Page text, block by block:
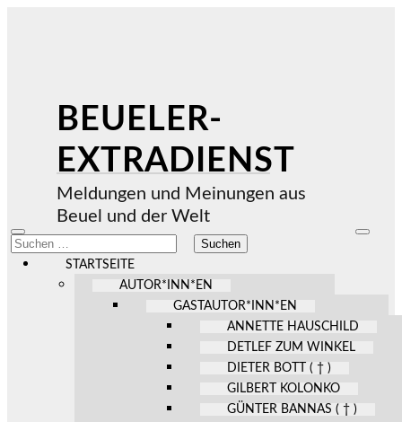
BEUELER-
EXTRADIENST
Meldungen und Meinungen aus
Beuel und der Welt
Mobile-
Menü
ein-/ausblenden
Suchen
nach:
STARTSEITE
AUTOR*INN*EN
GASTAUTOR*INN*EN
ANNETTE HAUSCHILD
DETLEF ZUM WINKEL
DIETER BOTT ( † )
GILBERT KOLONKO
GÜNTER BANNAS ( † )